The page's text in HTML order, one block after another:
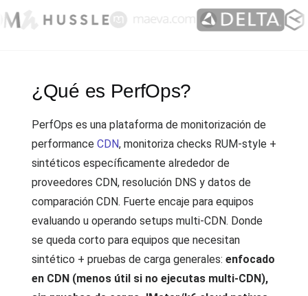
¿Qué es PerfOps?
PerfOps es una plataforma de monitorización de
performance CDN, monitoriza checks RUM-style +
sintéticos específicamente alrededor de
proveedores CDN, resolución DNS y datos de
comparación CDN. Fuerte encaje para equipos
evaluando u operando setups multi-CDN. Donde
se queda corto para equipos que necesitan
sintético + pruebas de carga generales: enfocado
en CDN (menos útil si no ejecutas multi-CDN),